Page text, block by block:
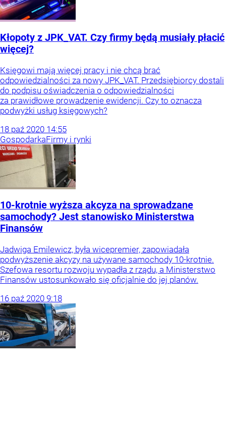
Kłopoty z JPK_VAT. Czy firmy będą musiały płacić
więcej?
Księgowi mają więcej pracy i nie chcą brać
odpowiedzialności za nowy JPK_VAT. Przedsiębiorcy dostali
do podpisu oświadczenia o odpowiedzialności
za prawidłowe prowadzenie ewidencji. Czy to oznacza
podwyżki usług księgowych?
18 paź 2020 14:55
GospodarkaFirmy i rynki
10-krotnie wyższa akcyza na sprowadzane
samochody? Jest stanowisko Ministerstwa
Finansów
Jadwiga Emilewicz, była wicepremier, zapowiadała
podwyższenie akcyzy na używane samochody 10-krotnie.
Szefowa resortu rozwoju wypadła z rządu, a Ministerstwo
Finansów ustosunkowało się oficjalnie do jej planów.
16 paź 2020 9:18